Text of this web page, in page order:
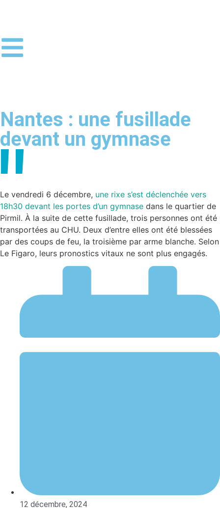
Nantes : une fusillade
devant un gymnase
Le vendredi 6 décembre, une rixe s’est déclenchée vers
18h30 devant les portes d’un gymnase dans le quartier de
Pirmil. À la suite de cette fusillade, trois personnes ont été
transportées au CHU. Deux d’entre elles ont été blessées
par des coups de feu, la troisième par arme blanche. Selon
Le Figaro, leurs pronostics vitaux ne sont plus engagés.
12 décembre, 2024